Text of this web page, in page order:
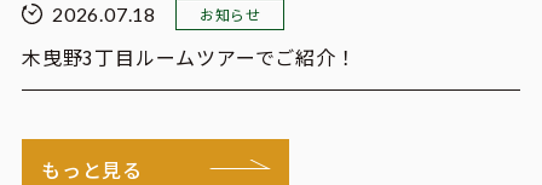
2026.07.18 お知らせ
木曳野3丁目ルームツアーでご紹介！
もっと見る